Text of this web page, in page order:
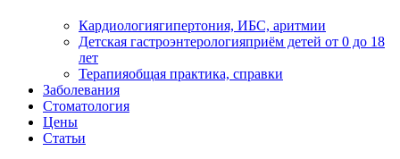
Кардиологиягипертония, ИБС, аритмии
Детская гастроэнтерологияприём детей от 0 до 18
лет
Терапияобщая практика, справки
Заболевания
Стоматология
Цены
Статьи